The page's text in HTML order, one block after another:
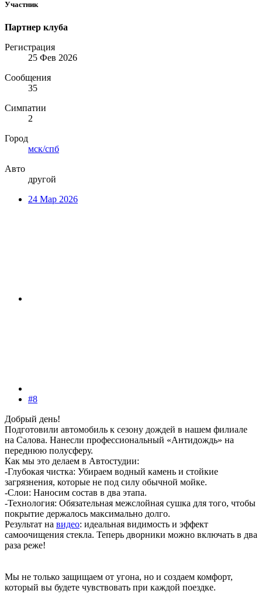
Участник
Партнер клуба
Регистрация
25 Фев 2026
Сообщения
35
Симпатии
2
Город
мск/спб
Авто
другой
24 Мар 2026
#8
Добрый день!
Подготовили автомобиль к сезону дождей в нашем филиале
на Салова. Нанесли профессиональный «Антидождь» на
переднюю полусферу.
Как мы это делаем в Автостудии:
-Глубокая чистка: Убираем водный камень и стойкие
загрязнения, которые не под силу обычной мойке.
-Слои: Наносим состав в два этапа.
-Технология: Обязательная межслойная сушка для того, чтобы
покрытие держалось максимально долго.
Результат на видео: идеальная видимость и эффект
самоочищения стекла. Теперь дворники можно включать в два
раза реже!
Мы не только защищаем от угона, но и создаем комфорт,
который вы будете чувствовать при каждой поездке.